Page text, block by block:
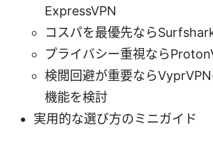
ExpressVPN
コスパを最優先なら
プライバシー重視なら
検閲回避が重要なら
機能を検討
実用的な選び方のミニガイド